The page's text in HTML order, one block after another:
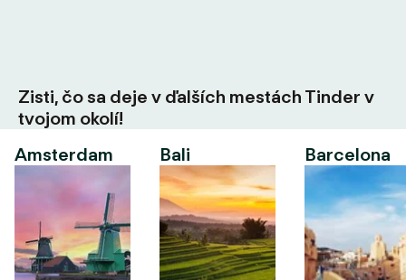
Zisti, čo sa deje v ďalších mestách Tinder v
tvojom okolí!
Amsterdam
Bali Barcelona